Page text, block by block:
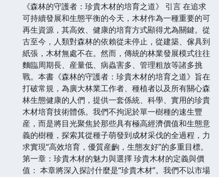
《森林的守護者：珍貴木材的培育之道》 引言 在追求
可持續發展和生態平衡的今天，木材作為一種重要的可
再生資源，其高效、健康的培育方式顯得尤為關鍵。從
古至今，人類對森林的依賴從未停止，從建築、傢具到
紙張，木材無處不在。然而，傳統的林業發展模式往往
麵臨周期長、産量低、病蟲害多、管理粗放等諸多挑
戰。本書《森林的守護者：珍貴木材的培育之道》旨在
打破常規，為廣大林業工作者、種植者以及所有關心森
林生態健康的人們，提供一套係統、科學、實用的珍貴
木材培育技術體係。我們不拘泥於單一樹種的速生豐
産，而是將目光聚焦於那些具有極高經濟價值和生態意
義的樹種，探索其從種子萌發到成材采伐的全過程，力
求實現“高效培育，優質産齣，生態友好”的多重目標。
第一章：珍貴木材的魅力與選擇 珍貴木材的定義與價
值： 本章將深入探討什麼是“珍貴木材”。我們不以市場